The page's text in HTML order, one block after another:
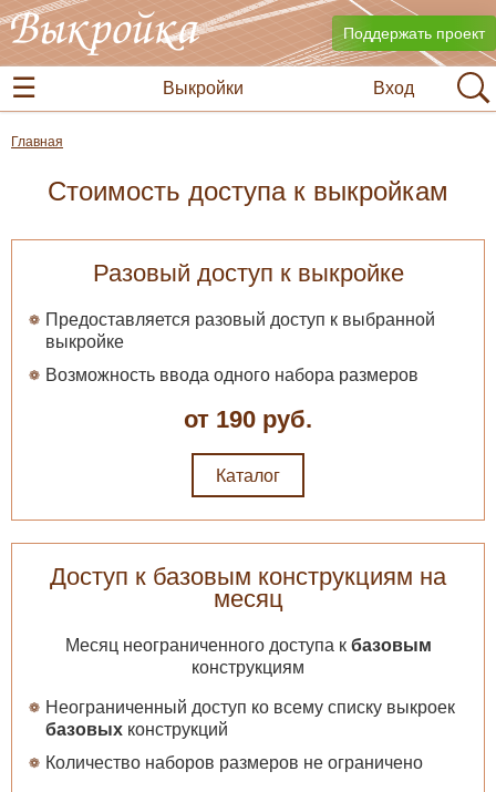
Поддержать проект
Вход
Выкройки
Главная
Стоимость доступа к выкройкам
Разовый доступ к выкройке
Предоставляется разовый доступ к выбранной
выкройке
Возможность ввода одного набора размеров
от 190 руб.
Каталог
Доступ к базовым конструкциям на
месяц
Месяц неограниченного доступа к базовым
конструкциям
Неограниченный доступ ко всему списку выкроек
базовых конструкций
Количество наборов размеров не ограничено